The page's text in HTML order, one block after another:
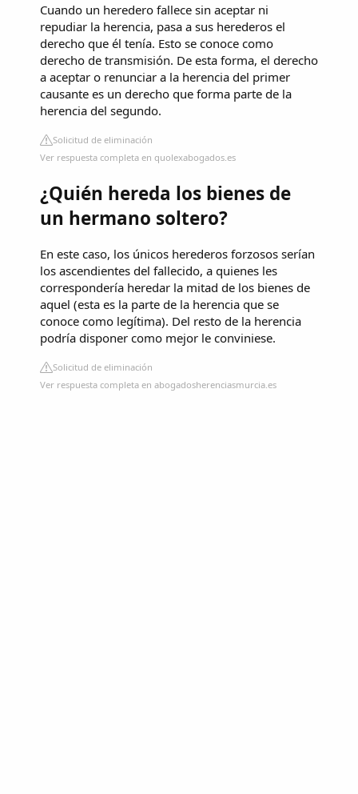
Cuando un heredero fallece sin aceptar ni
repudiar la herencia, pasa a sus herederos el
derecho que él tenía. Esto se conoce como
derecho de transmisión. De esta forma, el derecho
a aceptar o renunciar a la herencia del primer
causante es un derecho que forma parte de la
herencia del segundo.
Solicitud de eliminación
Ver respuesta completa en quolexabogados.es
¿Quién hereda los bienes de
un hermano soltero?
En este caso, los únicos herederos forzosos serían
los ascendientes del fallecido, a quienes les
correspondería heredar la mitad de los bienes de
aquel (esta es la parte de la herencia que se
conoce como legítima). Del resto de la herencia
podría disponer como mejor le conviniese.
Solicitud de eliminación
Ver respuesta completa en abogadosherenciasmurcia.es